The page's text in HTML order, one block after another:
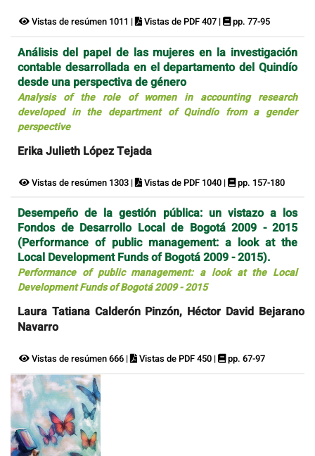
Vistas de resúmen 1011 | Vistas de PDF 407 | pp. 77-95
Análisis del papel de las mujeres en la investigación
contable desarrollada en el departamento del Quindío
desde una perspectiva de género
Analysis of the role of women in accounting research
developed in the department of Quindío from a gender
perspective
Erika Julieth López Tejada
Vistas de resúmen 1303 | Vistas de PDF 1040 | pp. 157-180
Desempeño de la gestión pública: un vistazo a los
Fondos de Desarrollo Local de Bogotá 2009 - 2015
(Performance of public management: a look at the
Local Development Funds of Bogotá 2009 - 2015).
Performance of public management: a look at the Local
Development Funds of Bogotá 2009 - 2015
Laura Tatiana Calderón Pinzón, Héctor David Bejarano
Navarro
Vistas de resúmen 666 | Vistas de PDF 450 | pp. 67-97